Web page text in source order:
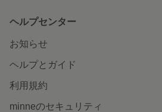
ヘルプセンター
お知らせ
ヘルプとガイド
利用規約
minneのセキュリティ